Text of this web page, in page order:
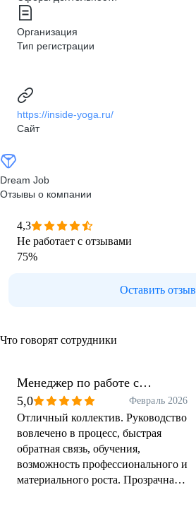
Организация
Тип регистрации
https://inside-yoga.ru/
Сайт
Dream Job
Отзывы о компании
4,3
Не работает с отзывами
75%
Оставить отзыв
Что говорят сотрудники
Менеджер по работе с
клиентами
5,0 Февраль 2026
Отличный коллектив. Руководство
вовлечено в процесс, быстрая
обратная связь, обучения,
возможность профессионального и
материального роста. Прозрачная